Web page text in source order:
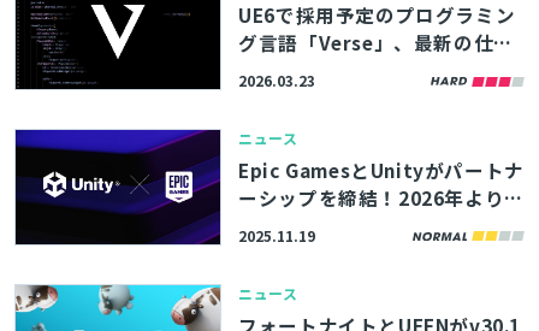
UE6で採用予定のプログラミン
グ言語「Verse」、最新の仕様
書が公開中。Live Variablesや
2026.03.23
ニュース
Epic GamesとUnityがパートナ
ーシップを締結！2026年より
『フォートナイト』でUnityゲ
ート
2025.11.19
ニュース
フォートナイトとUEFNがv30.1